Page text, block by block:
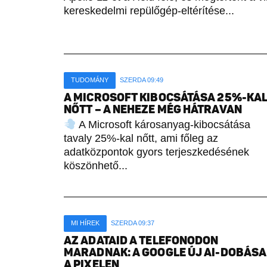
kereskedelmi repülőgép-eltérítése...
TUDOMÁNY SZERDA 09:49
A MICROSOFT KIBOCSÁTÁSA 25%-
NŐTT – A NEHEZE MÉG HÁTRAVAN
A Microsoft károsanyag-kibocsátása
tavaly 25%-kal nőtt, ami főleg az
adatközpontok gyors terjeszkedésének
köszönhető...
MI HÍREK SZERDA 09:37
AZ ADATAID A TELEFONODON
MARADNAK: A GOOGLE ÚJ AI-DOBÁSA